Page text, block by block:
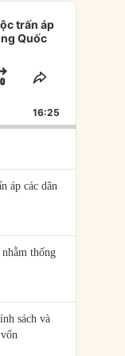
trấn áp
Quốc
FORWARD
SHARE
EPISODE
16:25
áp các dân
thống
sách và